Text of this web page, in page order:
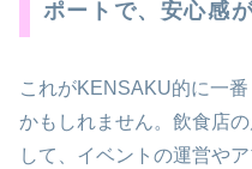
ポートで、安心感
これがKENSAKU的に一
かもしれません。飲食店
して、イベントの運営や